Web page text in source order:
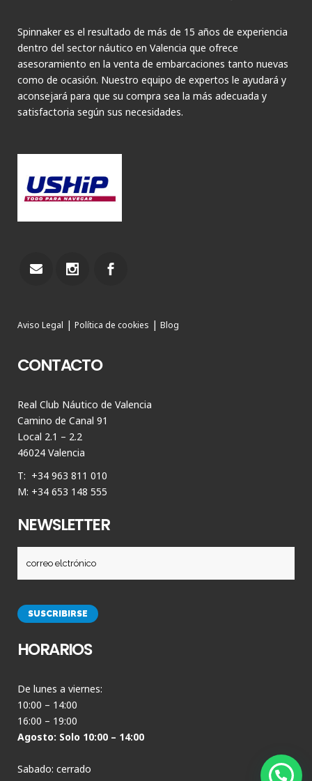
Spinnaker es el resultado de más de 15 años de experiencia
dentro del sector náutico en Valencia que ofrece
asesoramiento en la venta de embarcaciones tanto nuevas
como de ocasión. Nuestro equipo de expertos le ayudará y
aconsejará para que su compra sea la más adecuada y
satisfactoria según sus necesidades.
Aviso Legal | Política de cookies | Blog
CONTACTO
Real Club Náutico de Valencia
Camino de Canal 91
Local 2.1 – 2.2
46024 Valencia
T: +34 963 811 010
M: +34 653 148 555
NEWSLETTER
HORARIOS
De lunes a viernes:
10:00 – 14:00
16:00 – 19:00
Agosto: Solo 10:00 – 14:00
Sabado: cerrado